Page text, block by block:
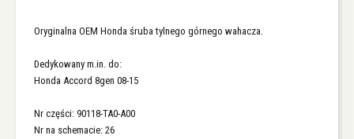
Oryginalna OEM Honda śruba tylnego górnego wahacza.
Dedykowany m.in. do:
Honda Accord 8gen 08-15
Nr części: 90118-TA0-A00
Nr na schemacie: 26